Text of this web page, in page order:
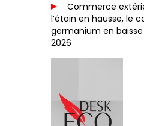
Commerce
l’étain en hausse, le
germanium en
2026